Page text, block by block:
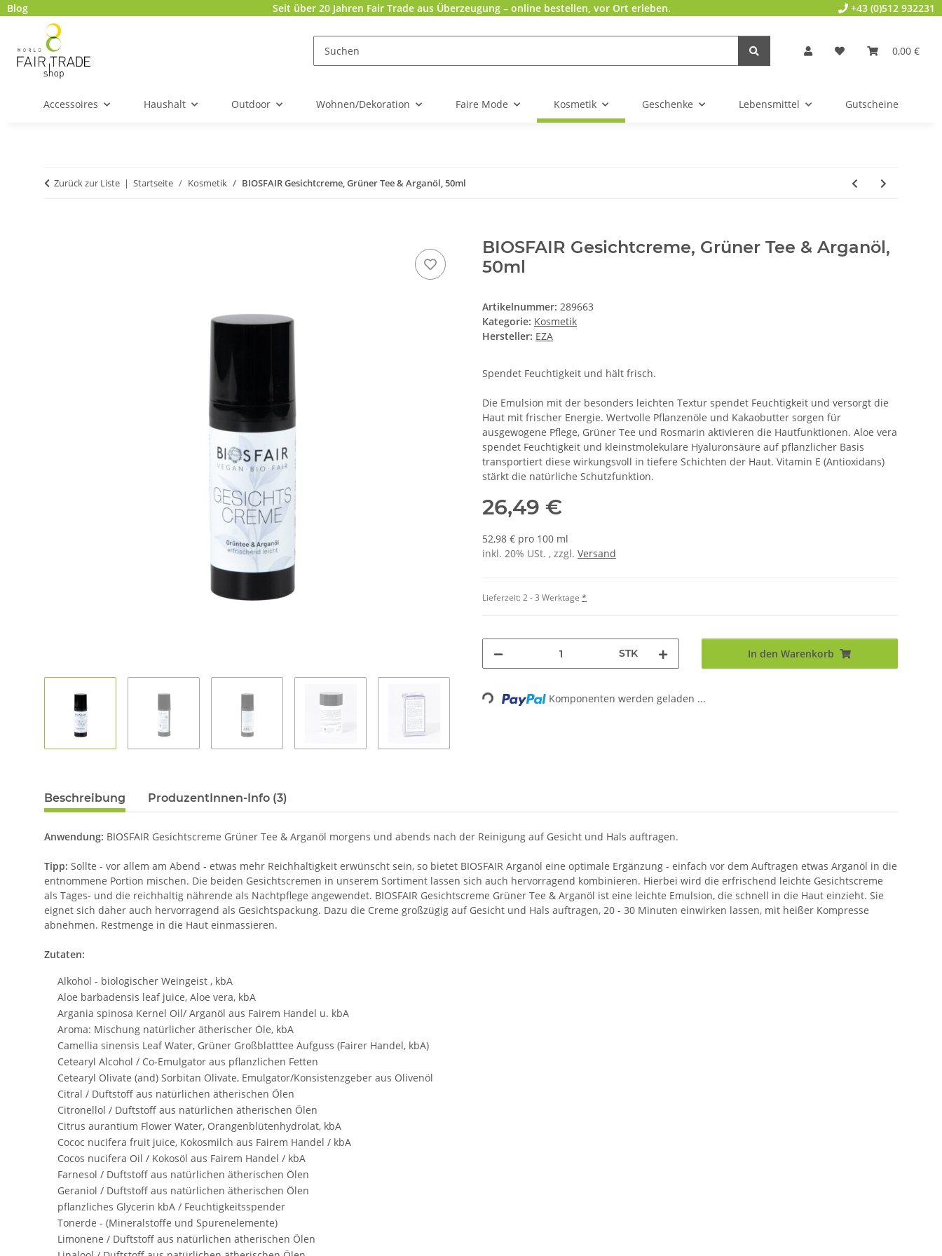
Blog Seit über 20 Jahren Fair Trade aus Überzeugung – online bestellen, vor Ort erleben. +43 (0)512 932231
0,00 €
Accessoires Haushalt Outdoor Wohnen/Dekoration Faire Mode Kosmetik Geschenke Lebensmittel Gutscheine
Zurück zur Liste Startseite Kosmetik BIOSFAIR Gesichtcreme, Grüner Tee & Arganöl, 50ml
BIOSFAIR Gesichtcreme, Grüner Tee & Arganöl,
50ml
Artikelnummer: 289663
Kategorie: Kosmetik
Hersteller: EZA
Spendet Feuchtigkeit und hält frisch.
Die Emulsion mit der besonders leichten Textur spendet Feuchtigkeit und versorgt die
Haut mit frischer Energie. Wertvolle Pflanzenöle und Kakaobutter sorgen für
ausgewogene Pflege, Grüner Tee und Rosmarin aktivieren die Hautfunktionen. Aloe vera
spendet Feuchtigkeit und kleinstmolekulare Hyaluronsäure auf pflanzlicher Basis
transportiert diese wirkungsvoll in tiefere Schichten der Haut. Vitamin E (Antioxidans)
stärkt die natürliche Schutzfunktion.
26,49 €
52,98 € pro 100 ml
inkl. 20% USt. , zzgl. Versand
Lieferzeit:2 - 3 Werktage *
STK In den Warenkorb
Loading... Komponenten werden geladen ...
Beschreibung ProduzentInnen-Info (3)
Anwendung: BIOSFAIR Gesichtscreme Grüner Tee & Arganöl morgens und abends nach der Reinigung auf Gesicht und Hals auftragen.
Tipp: Sollte - vor allem am Abend - etwas mehr Reichhaltigkeit erwünscht sein, so bietet BIOSFAIR Arganöl eine optimale Ergänzung - einfach vor dem Auftragen etwas Arganöl in die
entnommene Portion mischen. Die beiden Gesichtscremen in unserem Sortiment lassen sich auch hervorragend kombinieren. Hierbei wird die erfrischend leichte Gesichtscreme
als Tages- und die reichhaltig nährende als Nachtpflege angewendet. BIOSFAIR Gesichtscreme Grüner Tee & Arganöl ist eine leichte Emulsion, die schnell in die Haut einzieht. Sie
eignet sich daher auch hervorragend als Gesichtspackung. Dazu die Creme großzügig auf Gesicht und Hals auftragen, 20 - 30 Minuten einwirken lassen, mit heißer Kompresse
abnehmen. Restmenge in die Haut einmassieren.
Zutaten:
Alkohol - biologischer Weingeist , kbA
Aloe barbadensis leaf juice, Aloe vera, kbA
Argania spinosa Kernel Oil/ Arganöl aus Fairem Handel u. kbA
Aroma: Mischung natürlicher ätherischer Öle, kbA
Camellia sinensis Leaf Water, Grüner Großblatttee Aufguss (Fairer Handel, kbA)
Cetearyl Alcohol / Co-Emulgator aus pflanzlichen Fetten
Cetearyl Olivate (and) Sorbitan Olivate, Emulgator/Konsistenzgeber aus Olivenöl
Citral / Duftstoff aus natürlichen ätherischen Ölen
Citronellol / Duftstoff aus natürlichen ätherischen Ölen
Citrus aurantium Flower Water, Orangenblütenhydrolat, kbA
Cococ nucifera fruit juice, Kokosmilch aus Fairem Handel / kbA
Cocos nucifera Oil / Kokosöl aus Fairem Handel / kbA
Farnesol / Duftstoff aus natürlichen ätherischen Ölen
Geraniol / Duftstoff aus natürlichen ätherischen Ölen
pflanzliches Glycerin kbA / Feuchtigkeitsspender
Tonerde - (Mineralstoffe und Spurenelemente)
Limonene / Duftstoff aus natürlichen ätherischen Ölen